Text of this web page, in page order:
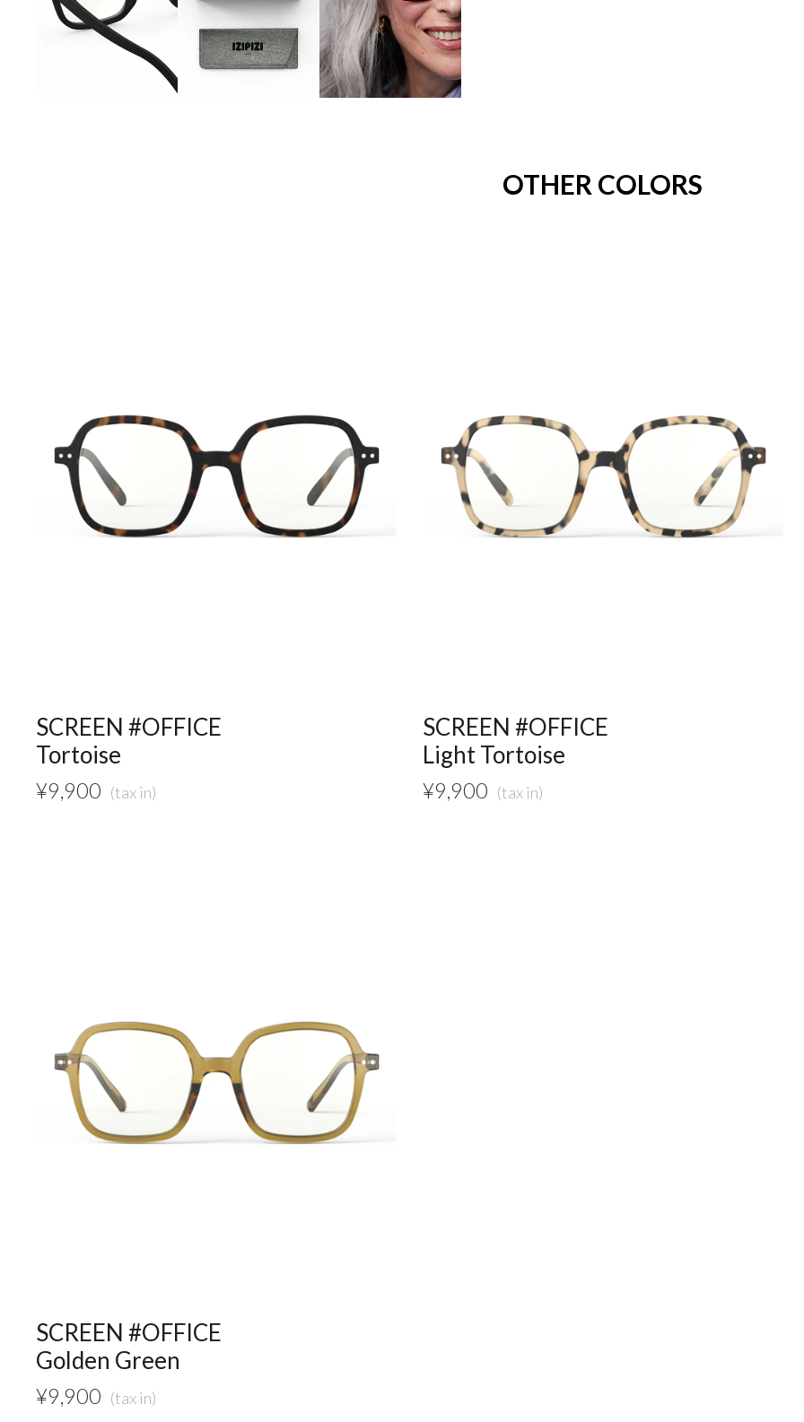
OTHER COLORS
SCREEN #OFFICE
Tortoise
¥9,900
SCREEN #OFFICE
Light Tortoise
¥9,900
SCREEN #OFFICE
Golden Green
¥9,900